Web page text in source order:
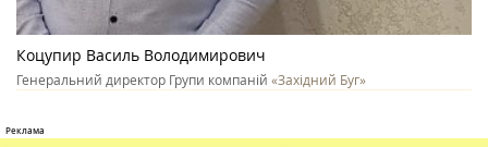
Коцупир Василь Володимирович
Генеральний директор Групи компаній «Західний Буг»